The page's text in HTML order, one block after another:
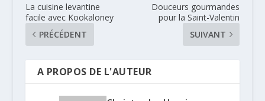
La cuisine levantine
facile avec Kookaloney
PRÉCÉDENT
Douceurs gourmandes
pour la Saint-Valentin
SUIVANT
A PROPOS DE L'AUTEUR